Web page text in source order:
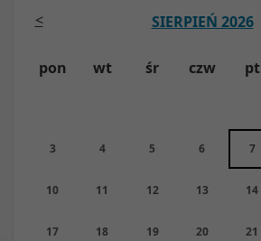
SIERPIEŃ 2026
pon wt śr czw pt
3 4 5 6 7
10 11 12 13 14
17 18 19 20 21
<